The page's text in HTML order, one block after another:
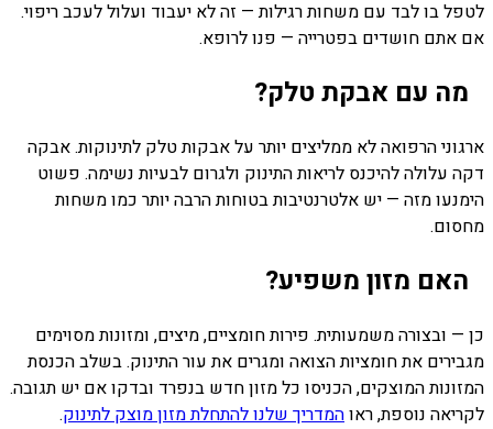
לטפל בו לבד עם משחות רגילות — זה לא יעבוד ועלול לעכב ריפוי.
אם אתם חושדים בפטרייה — פנו לרופא.
מה עם אבקת טלק?
ארגוני הרפואה לא ממליצים יותר על אבקות טלק לתינוקות. אבקה
דקה עלולה להיכנס לריאות התינוק ולגרום לבעיות נשימה. פשוט
הימנעו מזה — יש אלטרנטיבות בטוחות הרבה יותר כמו משחות
מחסום.
האם מזון משפיע?
כן — ובצורה משמעותית. פירות חומציים, מיצים, ומזונות מסוימים
מגבירים את חומציות הצואה ומגרים את עור התינוק. בשלב הכנסת
המזונות המוצקים, הכניסו כל מזון חדש בנפרד ובדקו אם יש תגובה.
לקריאה נוספת, ראוהמדריך שלנו להתחלת מזון מוצק לתינוק.